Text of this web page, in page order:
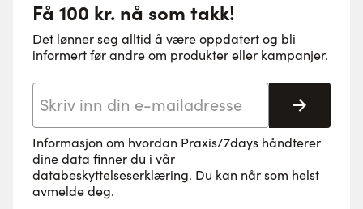
Få 100 kr. nå som takk!
Det lønner seg alltid å være oppdatert og bli
informert før andre om produkter eller kampanjer.
Informasjon om hvordan Praxis/7days håndterer
dine data finner du i vår
databeskyttelseserklæring. Du kan når som helst
avmelde deg.